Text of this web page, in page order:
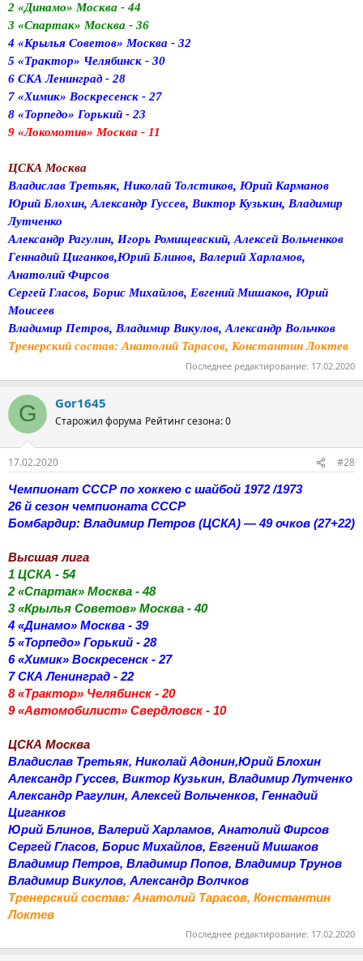
2 «Динамо» Москва - 44
3 «Спартак» Москва - 36
4 «Крылья Советов» Москва - 32
5 «Трактор» Челябинск - 30
6 СКА Ленинград - 28
7 «Химик» Воскресенск - 27
8 «Торпедо» Горький - 23
9 «Локомотив» Москва - 11
ЦСКА Москва
Владислав Третьяк, Николай Толстиков, Юрий Карманов
Юрий Блохин, Александр Гуссев, Виктор Кузькин, Владимир
Лутченко
Александр Рагулин, Игорь Ромищевский, Алексей Вольченков
Геннадий Циганков,Юрий Блинов, Валерий Харламов,
Анатолий Фирсов
Сергей Гласов, Борис Михайлов, Евгений Мишаков, Юрий
Моисеев
Владимир Петров, Владимир Викулов, Александр Вольчков
Тренерский состав: Анатолий Тарасов, Константин Локтев
Последнее редактирование: 17.02.2020
G Gor1645
Старожил форума Рейтинг сезона: 0
17.02.2020
#28
Чемпионат СССР по хоккею с шайбой 1972 /1973
26 й сезон чемпионата СССР
Бомбардир: Владимир Петров (ЦСКА) — 49 очков (27+22)
Высшая лига
1 ЦСКА - 54
2 «Спартак» Москва - 48
3 «Крылья Советов» Москва - 40
4 «Динамо» Москва - 39
5 «Торпедо» Горький - 28
6 «Химик» Воскресенск - 27
7 СКА Ленинград - 22
8 «Трактор» Челябинск - 20
9 «Автомобилист» Свердловск - 10
ЦСКА Москва
Владислав Третьяк, Николай Адонин,Юрий Блохин
Александр Гуссев, Виктор Кузькин, Владимир Лутченко
Александр Рагулин, Алексей Вольченков, Геннадий
Циганков
Юрий Блинов, Валерий Харламов, Анатолий Фирсов
Сергей Гласов, Борис Михайлов, Евгений Мишаков
Владимир Петров, Владимир Попов, Владимир Трунов
Владимир Викулов, Александр Волчков
Тренерский состав: Анатолий Тарасов, Константин
Локтев
Последнее редактирование: 17.02.2020